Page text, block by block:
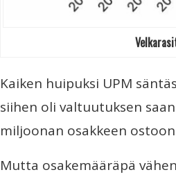
Kaiken huipuksi UPM
siihen oli valtuutuksen
miljoonan osakkeen
Mutta osakemääräpä